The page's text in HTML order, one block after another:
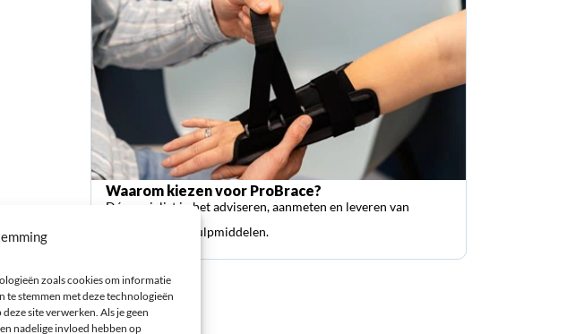
zoals cookies om informatie
te stemmen met deze technologieën
site verwerken. Als je geen
nadelige invloed hebben op
Waarom kiezen voor ProBrace?
Dé specialist in het adviseren, aanmeten en leveren van
orthopedische hulpmiddelen.